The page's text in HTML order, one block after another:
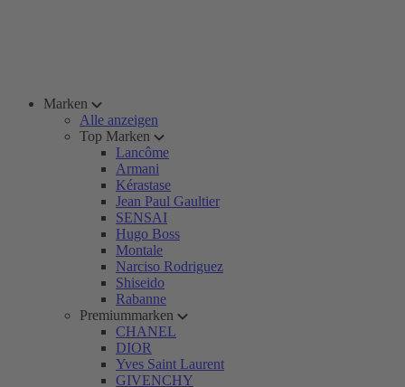
Marken
Alle anzeigen
Top Marken
Lancôme
Armani
Kérastase
Jean Paul Gaultier
SENSAI
Hugo Boss
Montale
Narciso Rodriguez
Shiseido
Rabanne
Premiummarken
CHANEL
DIOR
Yves Saint Laurent
GIVENCHY